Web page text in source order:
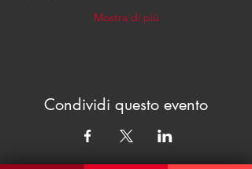
Mostra di più
Condividi questo evento